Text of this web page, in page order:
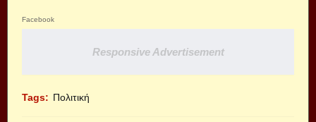
Facebook
Responsive Advertisement
Tags: Πολιτική